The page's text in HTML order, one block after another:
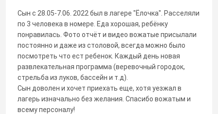
Сын с 28.05-7.06. 2022 был в лагере "Ëлочка". Расселяли
по 3 человека в номере. Еда хорошая, ребёнку
понравилась. Фото отчёт и видео вожатые присылали
постоянно и даже из столовой, всегда можно было
посмотреть что ест ребенок. Каждый день новая
развлекательная программа (веревочный городок,
стрельба из луков, бассейн и т.д).
Сын доволен и хочет приехать еще, хотя уезжал в
лагерь изначально без желания. Спасибо вожатым и
всему персоналу!